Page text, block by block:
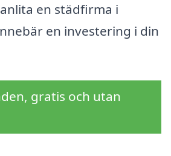
en städfirma i
en investering i din
gratis och utan